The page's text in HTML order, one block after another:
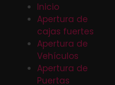
Inicio
Apertura de
cajas fuertes
Apertura de
Vehículos
Apertura de
Puertas